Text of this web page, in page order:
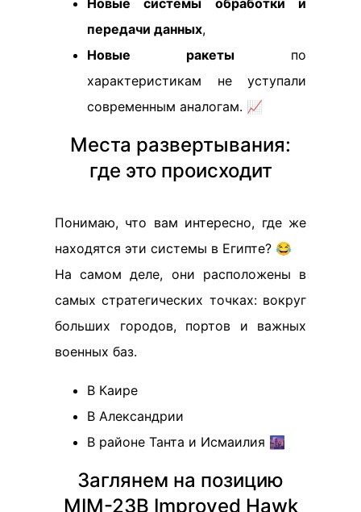
Новые системы обработки и
передачи данных,
Новые ракеты по
характеристикам не уступали
современным аналогам. 📈
Места развертывания:
где это происходит
Понимаю, что вам интересно, где же
находятся эти системы в Египте? 😂
На самом деле, они расположены в
самых стратегических точках: вокруг
больших городов, портов и важных
военных баз.
В Каире
В Александрии
В районе Танта и Исмаилия 🌆
Заглянем на позицию
MIM-23B Improved Hawk